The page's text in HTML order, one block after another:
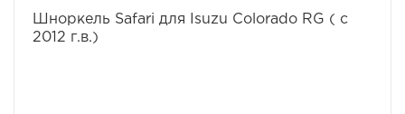
Шноркель Safari для Isuzu Colorado RG ( с
2012 г.в.)